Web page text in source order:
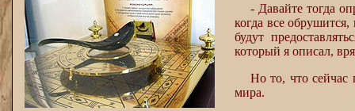
- Давайте тогда
когда все
будут
который я описал,
Но то, что сейчас
мира.